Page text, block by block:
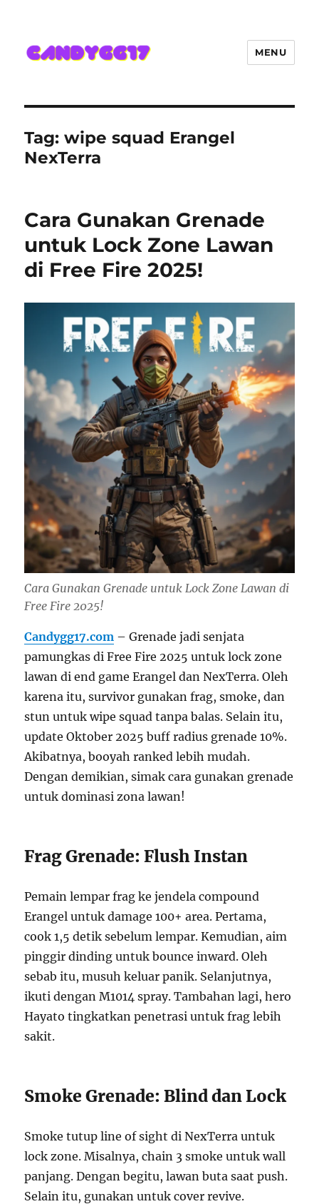
Hadir Semakin Mantap Jackpot
MENU
Tag:wipe squad Erangel
NexTerra
Cara Gunakan Grenade
untuk Lock Zone Lawan
di Free Fire 2025!
Cara Gunakan Grenade untuk Lock Zone Lawan di
Free Fire 2025!
Candygg17.com – Grenade jadi senjata
pamungkas di Free Fire 2025 untuk lock zone
lawan di end game Erangel dan NexTerra. Oleh
karena itu, survivor gunakan frag, smoke, dan
stun untuk wipe squad tanpa balas. Selain itu,
update Oktober 2025 buff radius grenade 10%.
Akibatnya, booyah ranked lebih mudah.
Dengan demikian, simak cara gunakan grenade
untuk dominasi zona lawan!
Frag Grenade: Flush Instan
Pemain lempar frag ke jendela compound
Erangel untuk damage 100+ area. Pertama,
cook 1,5 detik sebelum lempar. Kemudian, aim
pinggir dinding untuk bounce inward. Oleh
sebab itu, musuh keluar panik. Selanjutnya,
ikuti dengan M1014 spray. Tambahan lagi, hero
Hayato tingkatkan penetrasi untuk frag lebih
sakit.
Smoke Grenade: Blind dan Lock
Smoke tutup line of sight di NexTerra untuk
lock zone. Misalnya, chain 3 smoke untuk wall
panjang. Dengan begitu, lawan buta saat push.
Selain itu, gunakan untuk cover revive.